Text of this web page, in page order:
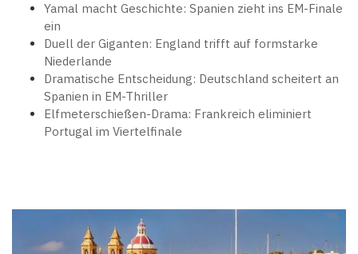
Yamal macht Geschichte: Spanien zieht ins EM-Finale
ein
Duell der Giganten: England trifft auf formstarke
Niederlande
Dramatische Entscheidung: Deutschland scheitert an
Spanien in EM-Thriller
Elfmeterschießen-Drama: Frankreich eliminiert
Portugal im Viertelfinale